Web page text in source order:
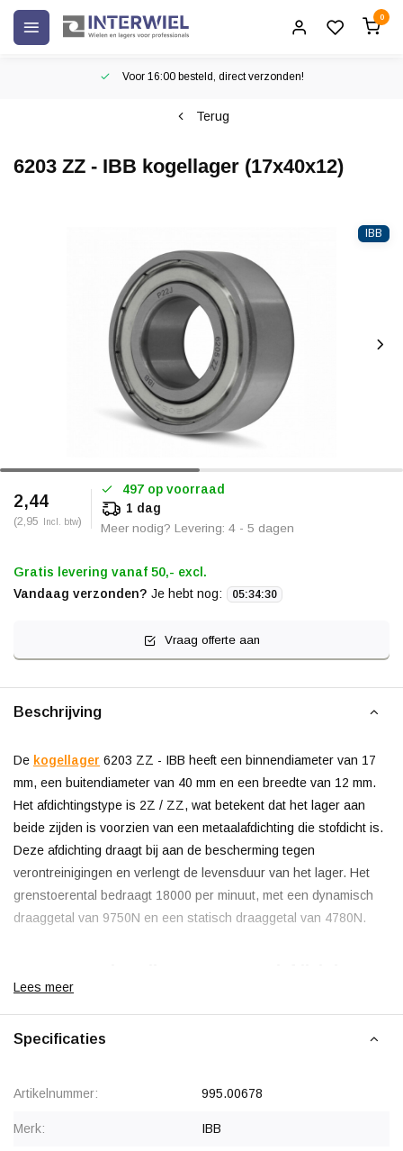
0
Voor 16:00 besteld, direct verzonden!
Terug
6203 ZZ - IBB kogellager (17x40x12)
IBB
2,44
(2,95 Incl. btw)
497 op voorraad
1 dag
Meer nodig? Levering: 4 - 5 dagen
Gratis levering vanaf 50,- excl.
Vandaag verzonden? Je hebt nog: 05:34:30
Vraag offerte aan
Beschrijving
De kogellager 6203 ZZ - IBB heeft een binnendiameter van 17
mm, een buitendiameter van 40 mm en een breedte van 12 mm.
Het afdichtingstype is 2Z / ZZ, wat betekent dat het lager aan
beide zijden is voorzien van een metaalafdichting die stofdicht is.
Deze afdichting draagt bij aan de bescherming tegen
verontreinigingen en verlengt de levensduur van het lager. Het
grenstoerental bedraagt 18000 per minuut, met een dynamisch
draaggetal van 9750N en een statisch draaggetal van 4780N.
met een goede balans tussen prestaties en kosten. Dit maakt het
Geproduceerd volgens Europese standaarden, biedt IBB een
betrouwbaar industrieel product.
Lees meer
Specificaties
Artikelnummer: 995.00678
Merk: IBB